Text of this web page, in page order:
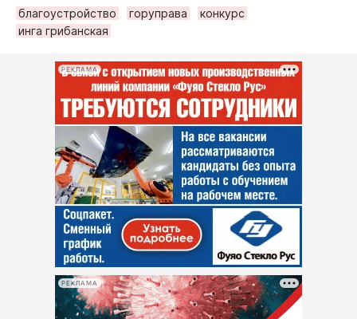
благоустройство горуправа
конкурс
инга грибанская
РЕКЛАМА
РЕКЛАМА